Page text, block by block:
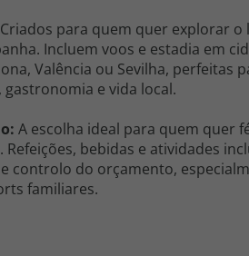
Criados para quem quer explorar o
. Incluem voos e estadia em
Valência ou Sevilha, perfeitas
gastronomia e vida local.
: A escolha ideal para quem quer
Refeições, bebidas e atividades
controlo do orçamento,
familiares.